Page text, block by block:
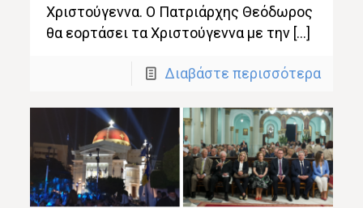
Χριστούγεννα. Ο Πατριάρχης Θεόδωρος
θα εορτάσει τα Χριστούγεννα με την […]
Διαβάστε περισσότερα